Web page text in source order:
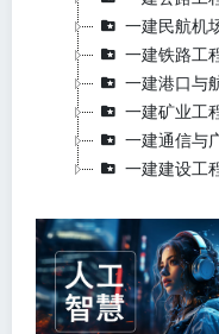
一建民航机
一建铁路工
一建港口与
一建矿业工
一建通信与
一建建设工